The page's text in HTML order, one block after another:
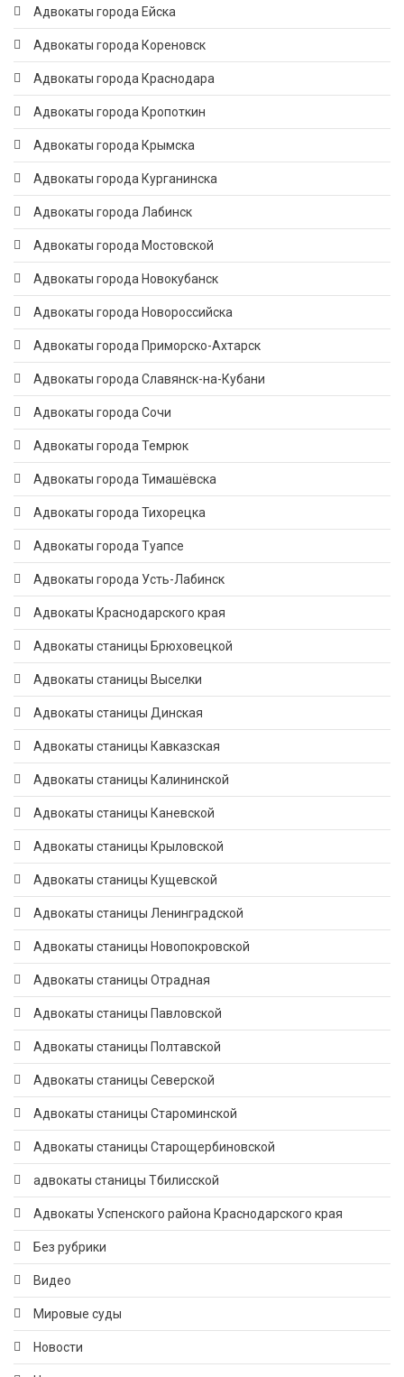
Адвокаты города Ейска
Адвокаты города Кореновск
Адвокаты города Краснодара
Адвокаты города Кропоткин
Адвокаты города Крымска
Адвокаты города Курганинска
Адвокаты города Лабинск
Адвокаты города Мостовской
Адвокаты города Новокубанск
Адвокаты города Новороссийска
Адвокаты города Приморско-Ахтарск
Адвокаты города Славянск-на-Кубани
Адвокаты города Сочи
Адвокаты города Темрюк
Адвокаты города Тимашёвска
Адвокаты города Тихорецка
Адвокаты города Туапсе
Адвокаты города Усть-Лабинск
Адвокаты Краснодарского края
Адвокаты станицы Брюховецкой
Адвокаты станицы Выселки
Адвокаты станицы Динская
Адвокаты станицы Кавказская
Адвокаты станицы Калининской
Адвокаты станицы Каневской
Адвокаты станицы Крыловской
Адвокаты станицы Кущевской
Адвокаты станицы Ленинградской
Адвокаты станицы Новопокровской
Адвокаты станицы Отрадная
Адвокаты станицы Павловской
Адвокаты станицы Полтавской
Адвокаты станицы Северской
Адвокаты станицы Староминской
Адвокаты станицы Старощербиновской
адвокаты станицы Тбилисской
Адвокаты Успенского района Краснодарского края
Без рубрики
Видео
Мировые суды
Новости